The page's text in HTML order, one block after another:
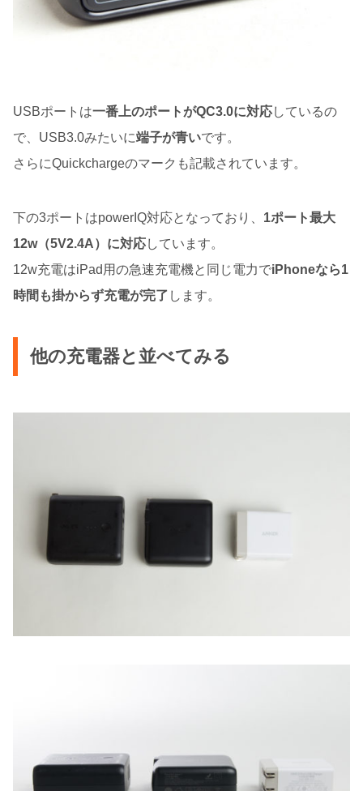
USBポートは一番上のポートがQC3.0に対応しているの
で、USB3.0みたいに端子が青いです。
さらにQuickchargeのマークも記載されています。
下の3ポートはpowerIQ対応となっており、 1ポート最大
12w（5V2.4A）に対応しています。
12w充電はiPad用の急速充電機と同じ電力でiPhoneなら1
時間も掛からず充電が完了 します。
他の充電器と並べてみる